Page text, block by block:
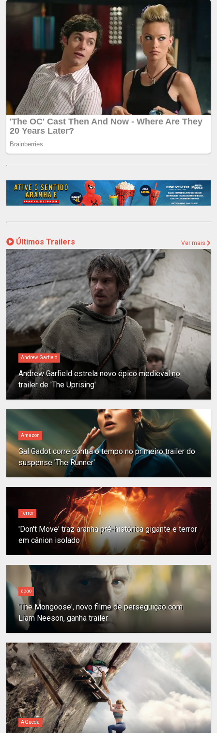
Últimos Trailers Ver mais
Andrew Garfield
Andrew Garfield estrela novo épico medieval no
trailer de 'The Uprising'
Amazon
Gal Gadot corre contra o tempo no primeiro trailer do
suspense 'The Runner'
Terror
'Don't Move' traz aranha pré-histórica gigante e terror
em cânion isolado
ação
'The Mongoose', novo filme de perseguição com
Liam Neeson, ganha trailer
A Queda